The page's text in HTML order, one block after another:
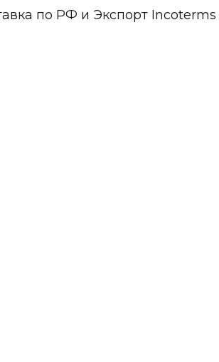
по РФ и Экспорт Incoterms